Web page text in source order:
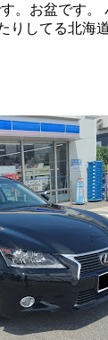
。お盆です。
りしてる北海道